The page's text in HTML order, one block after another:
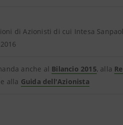
di Azionisti di cui Intesa
anche al Bilancio 2015, alla
e alla Guida dell'Azionista